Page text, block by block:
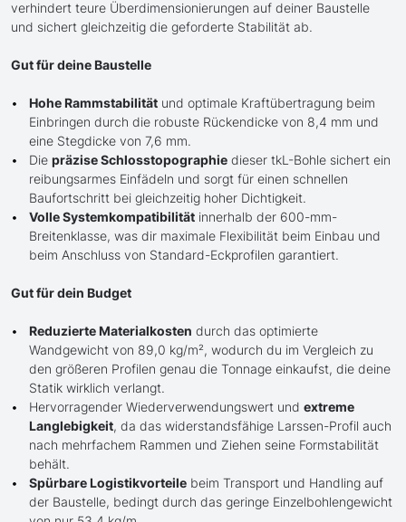
verhindert teure Überdimensionierungen auf deiner Baustelle
und sichert gleichzeitig die geforderte Stabilität ab.
Gut für deine Baustelle
Hohe Rammstabilität und optimale Kraftübertragung beim
Einbringen durch die robuste Rückendicke von 8,4 mm und
eine Stegdicke von 7,6 mm.
Die präzise Schlosstopographie dieser tkL-Bohle sichert ein
reibungsarmes Einfädeln und sorgt für einen schnellen
Baufortschritt bei gleichzeitig hoher Dichtigkeit.
Volle Systemkompatibilität innerhalb der 600-mm-
Breitenklasse, was dir maximale Flexibilität beim Einbau und
beim Anschluss von Standard-Eckprofilen garantiert.
Gut für dein Budget
Reduzierte Materialkosten durch das optimierte
Wandgewicht von 89,0 kg/m², wodurch du im Vergleich zu
den größeren Profilen genau die Tonnage einkaufst, die deine
Statik wirklich verlangt.
Hervorragender Wiederverwendungswert und extreme
Langlebigkeit, da das widerstandsfähige Larssen-Profil auch
nach mehrfachem Rammen und Ziehen seine Formstabilität
behält.
Spürbare Logistikvorteile beim Transport und Handling auf
der Baustelle, bedingt durch das geringe Einzelbohlengewicht